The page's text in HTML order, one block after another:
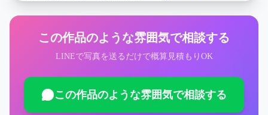
この作品のような雰囲気で相談する
LINEで写真を送るだけで概算見積もりOK
この作品のような雰囲気で相談する